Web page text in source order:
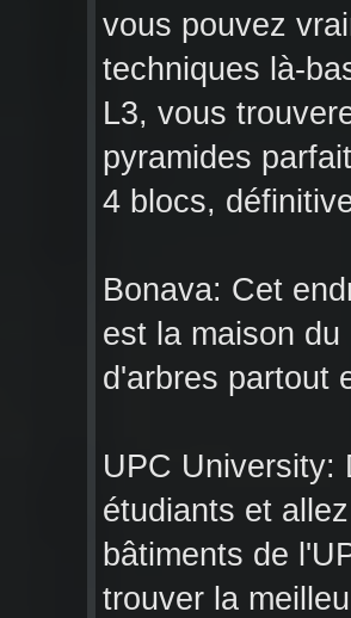
vous pouvez
techniques là-
L3, vous
pyramides
4 blocs,
Bonava: Cet
est la maison
d'arbres partout
UPC University:
étudiants et
bâtiments de
trouver la